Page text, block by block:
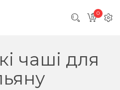
0
чаші для